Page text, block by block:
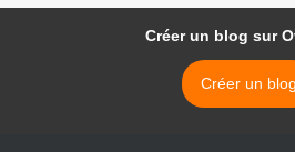
Créer un blog sur
Créer un blog